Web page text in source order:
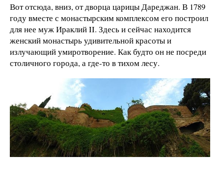
Вот отсюда, вниз, от дворца царицы Дареджан. В 1789
году вместе с монастырским комплексом его построил
для нее муж Ираклий II. Здесь и сейчас находится
женский монастырь удивительной красоты и
излучающий умиротворение. Как будто он не посреди
столичного города, а где-то в тихом лесу.